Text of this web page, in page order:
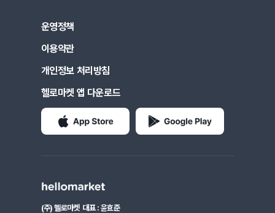
운영정책
이용약관
개인정보 처리방침
헬로마켓 앱 다운로드
(주) 헬로마켓 대표 : 윤효준